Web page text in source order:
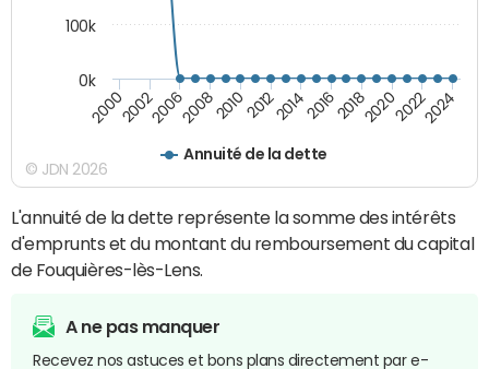
Annuité de la dette
200020022006200820102012201420162018202020222024
0k
100k
© JDN 2026
L'annuité de la dette représente la somme des intérêts
d'emprunts et du montant du remboursement du capital
de Fouquières-lès-Lens.
A ne pas manquer
Recevez nos astuces et bons plans directement par e-